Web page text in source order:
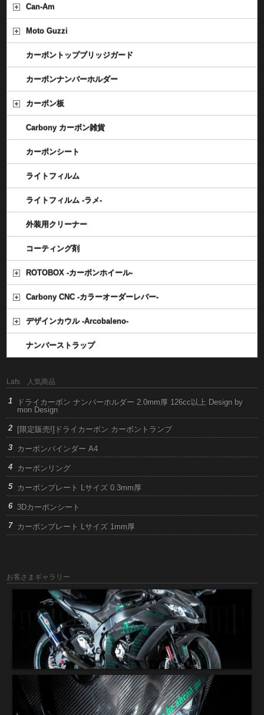
Can-Am
Moto Guzzi
カーボントップブリッジガード
カーボンナンバーホルダー
カーボン板
Carbony カーボン雑貨
カーボンシート
ライトフィルム
ライトフィルム -ラメ-
外装用クリーナー
コーティング剤
ROTOBOX -カーボンホイール-
Carbony CNC -カラーオーダーレバー-
デザインカウル -Arcobaleno-
ナンバーストラップ
Lafs 人気商品
ドライカーボン ナンバーホルダー 2.0mm厚 126cc以上 Design by
mon Design
[限定販売!]ドライカーボン カーボントランプ
カーボンバインダー A4
カーボンリング
カーボンプレート Lサイズ 0.3mm厚
3Dカーボンシート
カーボンプレート Lサイズ 1mm厚
お客さまギャラリー